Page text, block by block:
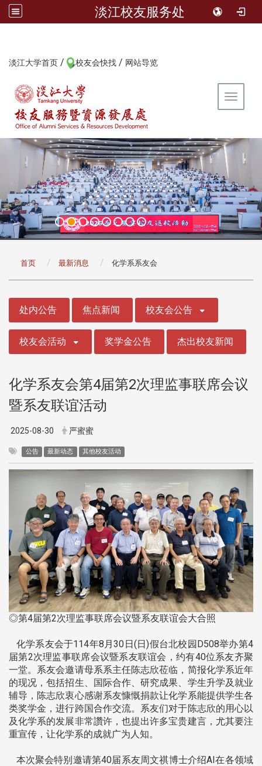
淡江校友服务处
淡江大学首页 / 校友会快找 / 网站导览
Toggle
首页 最新消息 化学系系友会
处内公告 焦点新闻 校友会公告
校友会活动 奖学金公告 杰出校友新闻
化学系友会第4届第2次理监事联席会议
暨系友联谊活动
2025-08-30 严蜜蜜
公告 最新动态 其他校友活动
◎第4届第2次理监事联席会议暨系友联谊会大合照
化学系友会于114年8月30日(日)假台北校园D508举办第4
届第2次理监事联席会议暨系友联谊会，约有40位系友齐聚
一堂。系友会邀请母系系主任陈志欣莅临，简报化学系近年
的现况，包括招生、国际合作、研究成果、学生升学及就业
辅导，陈志欣衷心感谢系友慷慨捐款让化学系能提供学生各
类奖学金，进行跨国合作交流。系友们对于陈志欣的用心以
及化学系的发展非常讚许，也提出许多宝贵建言，尤其要注
重宣传，让化学系的成就广为人知。
本次聚会特别邀请第40届系友周文祺博士介绍AI在各领域